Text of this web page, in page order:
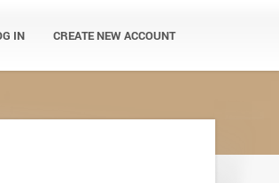
IN CREATE NEW ACCOUNT